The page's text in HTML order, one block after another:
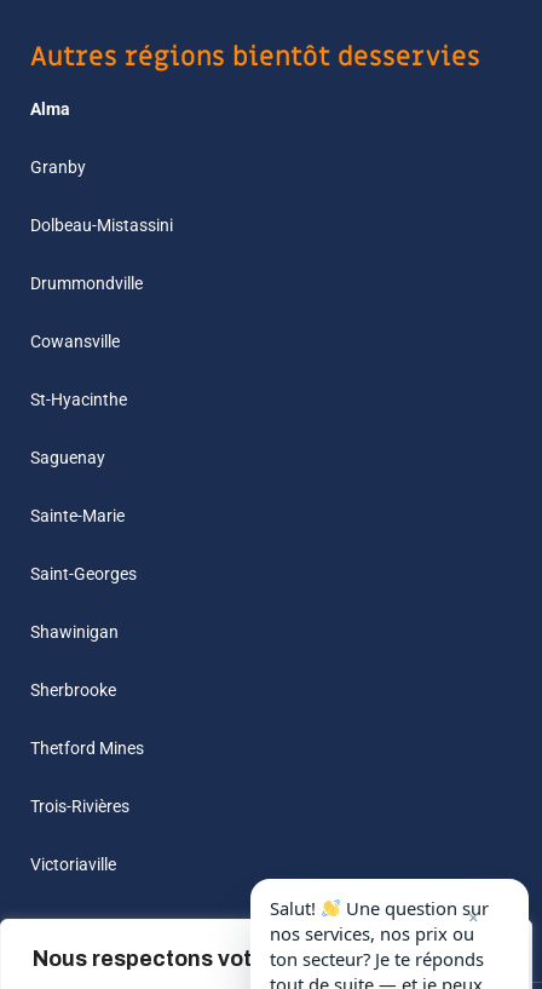
Nous respectons votre vie privée.
Autres régions bientôt desservies
Alma
Granby
Dolbeau-Mistassini
Drummondville
Cowansville
St-Hyacinthe
Saguenay
Sainte-Marie
Saint-Georges
Shawinigan
Sherbrooke
Thetford Mines
Trois-Rivières
Victoriaville
×
Salut!
Une question sur
nos services, nos prix ou
ton secteur? Je te réponds
tout de suite — et je peux